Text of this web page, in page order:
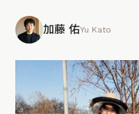
加藤 佑Yu Kato